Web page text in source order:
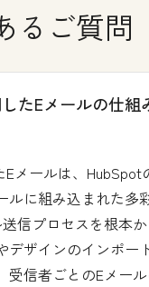
るご質問
たEメールの仕組
Eメールは、HubSpot
ルに組み込まれた多
送信プロセスを根本
デザインのインポー
受信者ごとのEメー